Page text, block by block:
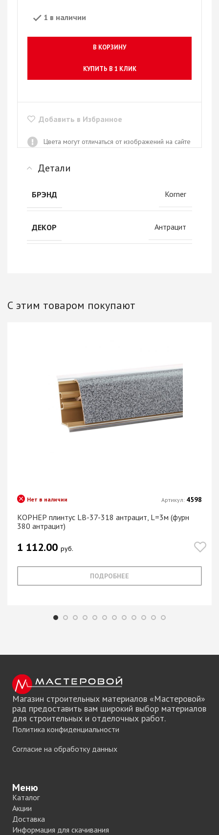
1 в наличии
В КОРЗИНУ
КУПИТЬ В 1 КЛИК
Добавить в Избранное
Цвета могут отличаться от изображений на сайте
Детали
БРЭНД Korner
ДЕКОР Антрацит
С этим товаром покупают
КОРНЕР плинтус LB-37-318 антрацит, L=3м (фурн
380 антрацит)
Нет в наличии
1 112.00 руб.
ПОДРОБНЕЕ
Артикул: 4598
Магазин строительных материалов «Мастеровой»
рад предоставить вам широкий выбор материалов
для строительных и отделочных работ.
Политика конфиденциальности
Согласие на обработку данных
Меню
Каталог
Акции
Доставка
Информация для скачивания